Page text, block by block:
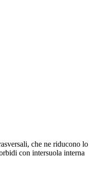
che ne riducono lo
con intersuola interna